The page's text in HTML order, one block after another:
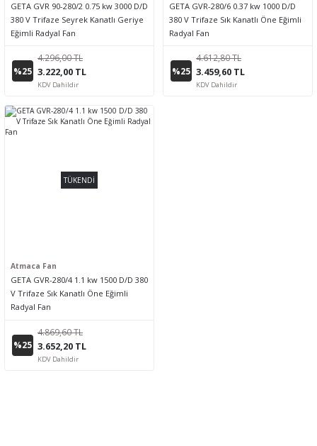
GETA GVR 90-280/2 0.75 kw 3000 D/D
380 V Trifaze Seyrek Kanatlı Geriye
Eğimli Radyal Fan
%25
4.296,00 TL
3.222,00 TL
KDV Dahildir
GETA GVR-280/6 0.37 kw 1000 D/D
380 V Trifaze Sık Kanatlı Öne Eğimli
Radyal Fan
%25
4.612,80 TL
3.459,60 TL
KDV Dahildir
TÜKENDİ
Atmaca Fan
GETA GVR-280/4 1.1 kw 1500 D/D 380
V Trifaze Sık Kanatlı Öne Eğimli
Radyal Fan
%25
4.869,60 TL
3.652,20 TL
KDV Dahildir